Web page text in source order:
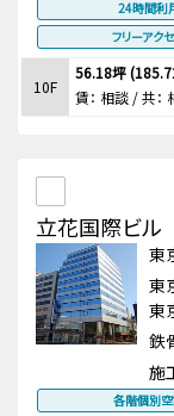
24時間利
フリーアク
10F
56.18坪
賃： 相談 / 共：
立花国際ビル
東
東
東
鉄
施
各階個別